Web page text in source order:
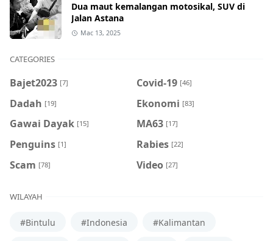
Dua maut kemalangan motosikal, SUV di
Jalan Astana
Mac 13, 2025
CATEGORIES
Bajet2023 [7] Covid-19 [46]
Dadah [19] Ekonomi [83]
Gawai Dayak [15] MA63 [17]
Penguins [1] Rabies [22]
Scam [78] Video [27]
WILAYAH
#Bintulu #Indonesia #Kalimantan